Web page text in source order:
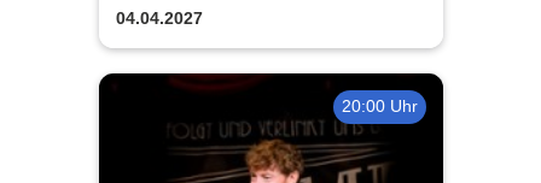
und Schleifen lassen
04.04.2027
20:00 Uhr